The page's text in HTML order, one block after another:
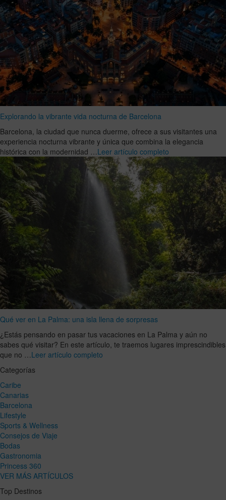
Explorando la vibrante vida nocturna de Barcelona
Barcelona, la ciudad que nunca duerme, ofrece a sus visitantes una
experiencia nocturna vibrante y única que combina la elegancia
histórica con la modernidad …Leer artículo completo
Qué ver en La Palma: una isla llena de sorpresas
¿Estás pensando en pasar tus vacaciones en La Palma y aún no
sabes qué visitar? En este artículo, te traemos lugares imprescindibles
que no …Leer artículo completo
Categorías
Caribe
Canarias
Barcelona
Lifestyle
Sports & Wellness
Consejos de Viaje
Bodas
Gastronomia
Princess 360
VER MÁS ARTÍCULOS
Top Destinos